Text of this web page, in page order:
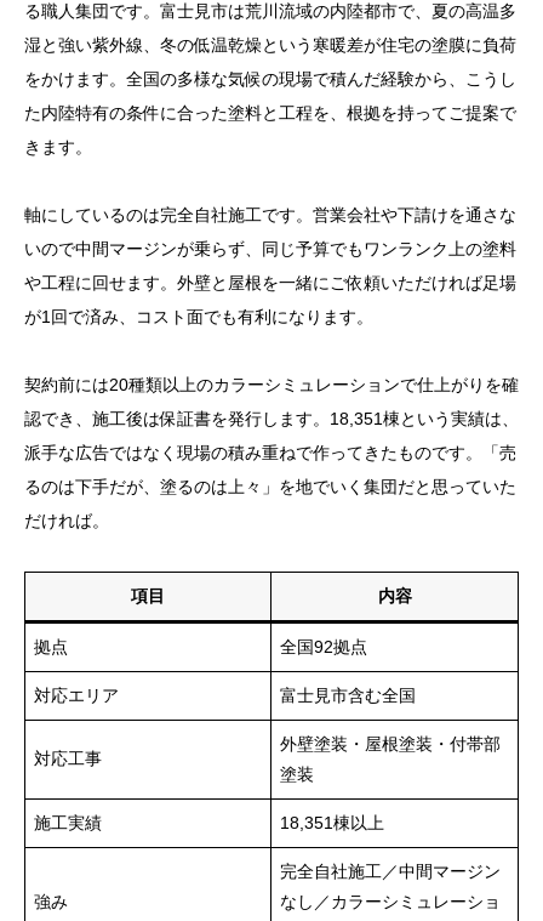
る職人集団です。富士見市は荒川流域の内陸都市で、夏の高温多
湿と強い紫外線、冬の低温乾燥という寒暖差が住宅の塗膜に負荷
をかけます。全国の多様な気候の現場で積んだ経験から、こうし
た内陸特有の条件に合った塗料と工程を、根拠を持ってご提案で
きます。
軸にしているのは完全自社施工です。営業会社や下請けを通さな
いので中間マージンが乗らず、同じ予算でもワンランク上の塗料
や工程に回せます。外壁と屋根を一緒にご依頼いただければ足場
が1回で済み、コスト面でも有利になります。
契約前には20種類以上のカラーシミュレーションで仕上がりを確
認でき、施工後は保証書を発行します。18,351棟という実績は、
派手な広告ではなく現場の積み重ねで作ってきたものです。「売
るのは下手だが、塗るのは上々」を地でいく集団だと思っていた
だければ。
項目 内容
拠点 全国92拠点
対応エリア 富士見市含む全国
対応工事
外壁塗装・屋根塗装・付帯部
塗装
施工実績 18,351棟以上
強み
完全自社施工／中間マージン
なし／カラーシミュレーショ